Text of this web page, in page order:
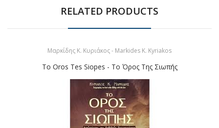
RELATED PRODUCTS
Μαρκίδης Κ. Κυριάκος - Markides K. Kyriakos
To Oros Tes Siopes - Το Όρος Της Σιωπής